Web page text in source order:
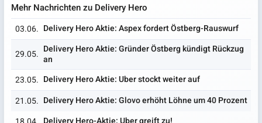
Mehr Nachrichten zu Delivery Hero
03.06. Delivery Hero Aktie: Aspex fordert Östberg-Rauswurf
29.05. Delivery Hero Aktie: Gründer Östberg kündigt Rückzug
an
23.05. Delivery Hero Aktie: Uber stockt weiter auf
21.05. Delivery Hero Aktie: Glovo erhöht Löhne um 40 Prozent